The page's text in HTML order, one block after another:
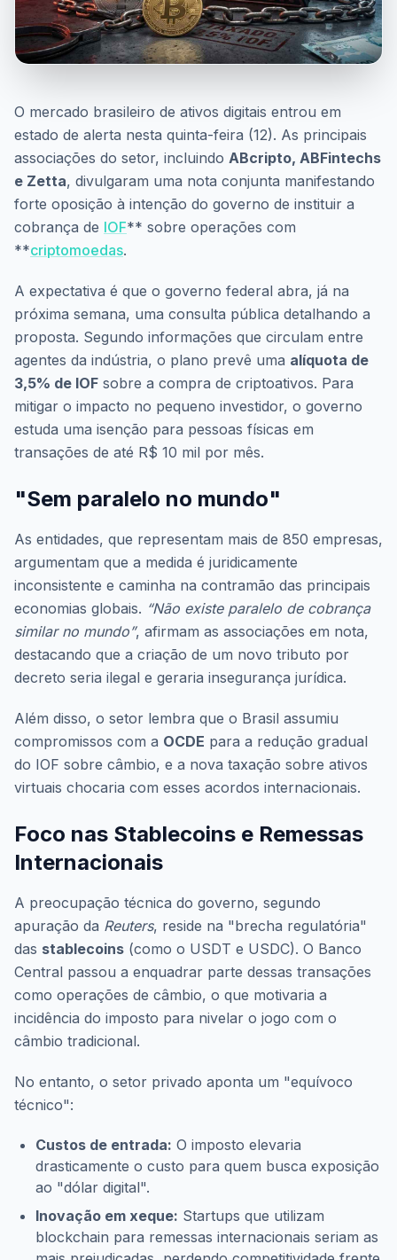
O mercado brasileiro de ativos digitais entrou em
estado de alerta nesta quinta-feira (12). As principais
associações do setor, incluindo ABcripto, ABFintechs
e Zetta, divulgaram uma nota conjunta manifestando
forte oposição à intenção do governo de instituir a
cobrança de IOF** sobre operações com
**criptomoedas.
A expectativa é que o governo federal abra, já na
próxima semana, uma consulta pública detalhando a
proposta. Segundo informações que circulam entre
agentes da indústria, o plano prevê uma alíquota de
3,5% de IOF sobre a compra de criptoativos. Para
mitigar o impacto no pequeno investidor, o governo
estuda uma isenção para pessoas físicas em
transações de até R$ 10 mil por mês.
"Sem paralelo no mundo"
As entidades, que representam mais de 850 empresas,
argumentam que a medida é juridicamente
inconsistente e caminha na contramão das principais
economias globais. “Não existe paralelo de cobrança
similar no mundo”, afirmam as associações em nota,
destacando que a criação de um novo tributo por
decreto seria ilegal e geraria insegurança jurídica.
Além disso, o setor lembra que o Brasil assumiu
compromissos com a OCDE para a redução gradual
do IOF sobre câmbio, e a nova taxação sobre ativos
virtuais chocaria com esses acordos internacionais.
Foco nas Stablecoins e Remessas
Internacionais
A preocupação técnica do governo, segundo
apuração da Reuters, reside na "brecha regulatória"
das stablecoins (como o USDT e USDC). O Banco
Central passou a enquadrar parte dessas transações
como operações de câmbio, o que motivaria a
incidência do imposto para nivelar o jogo com o
câmbio tradicional.
No entanto, o setor privado aponta um "equívoco
técnico":
Custos de entrada: O imposto elevaria
drasticamente o custo para quem busca exposição
ao "dólar digital".
Inovação em xeque: Startups que utilizam
blockchain para remessas internacionais seriam as